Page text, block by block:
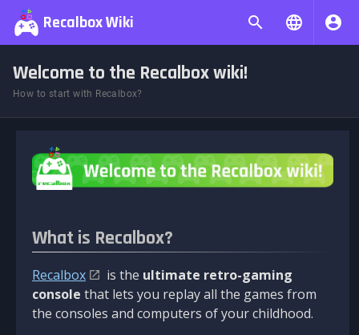
Recalbox Wiki
Welcome to the Recalbox wiki!
How to start with Recalbox?
What is Recalbox?
Recalbox is the ultimate retro-gaming
console that lets you replay all the games from
the consoles and computers of your childhood.